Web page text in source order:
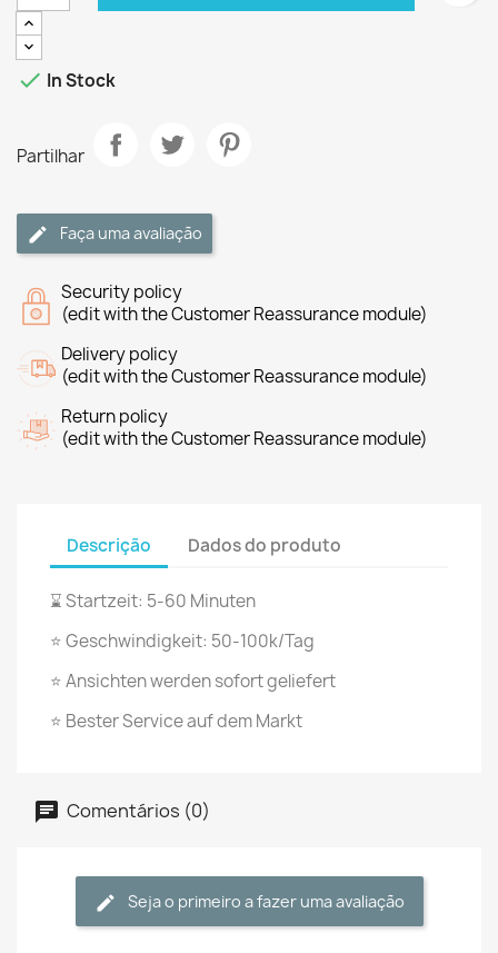
 In Stock
Partilhar
Faça uma avaliação
Security policy
(edit with the Customer Reassurance module)
Delivery policy
(edit with the Customer Reassurance module)
Return policy
(edit with the Customer Reassurance module)
Descrição Dados do produto
⌛ Startzeit: 5-60 Minuten
⭐ Geschwindigkeit: 50-100k/Tag
⭐ Ansichten werden sofort geliefert
⭐ Bester Service auf dem Markt
Comentários (0)
Seja o primeiro a fazer uma avaliação